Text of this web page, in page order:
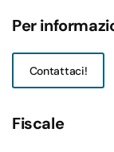
Per
Contattaci!
Fiscale